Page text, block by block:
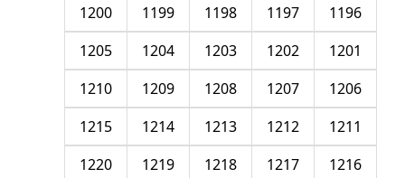
1196
1197
1198
1199
1200
1201
1202
1203
1204
1205
1206
1207
1208
1209
1210
1211
1212
1213
1214
1215
1216
1217
1218
1219
1220